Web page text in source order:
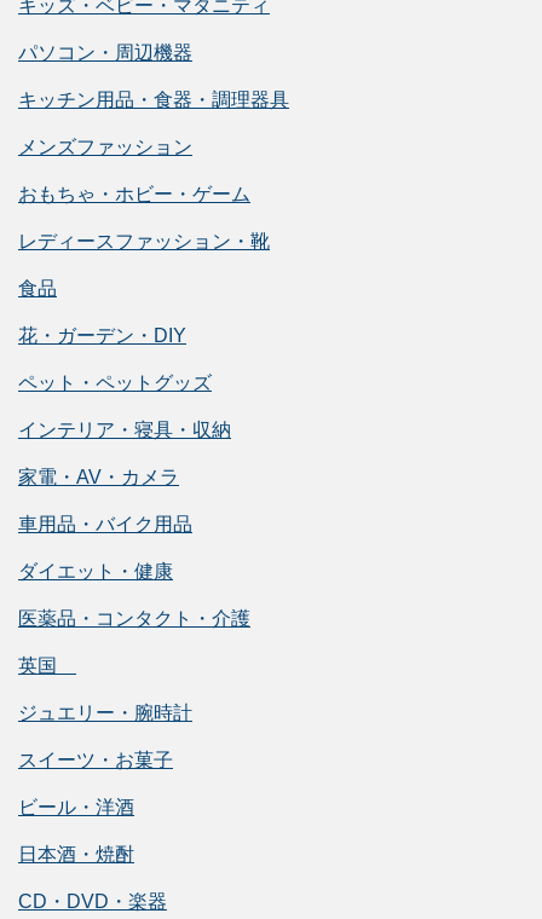
キッズ・ベビー・マタニティ
パソコン・周辺機器
キッチン用品・食器・調理器具
メンズファッション
おもちゃ・ホビー・ゲーム
レディースファッション・靴
食品
花・ガーデン・DIY
ペット・ペットグッズ
インテリア・寝具・収納
家電・AV・カメラ
車用品・バイク用品
ダイエット・健康
医薬品・コンタクト・介護
英国
ジュエリー・腕時計
スイーツ・お菓子
ビール・洋酒
日本酒・焼酎
CD・DVD・楽器